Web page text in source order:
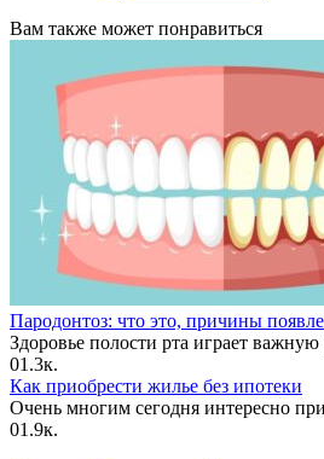
Вам также может понравиться
Пародонтоз: что это, причины
Здоровье полости рта играет
01.3к.
Как приобрести жилье без ипотеки
Очень многим сегодня интересно
01.9к.